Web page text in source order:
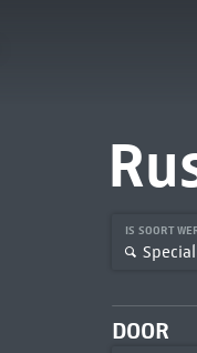
IS SOORT
DOOR